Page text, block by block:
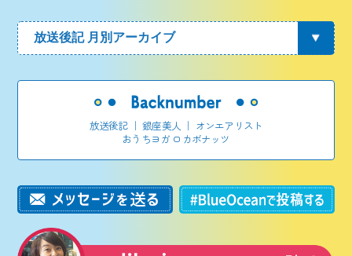
放送後記｜銀座美人 ｜ オンエアリスト
おうちヨガ ロカボナッツ